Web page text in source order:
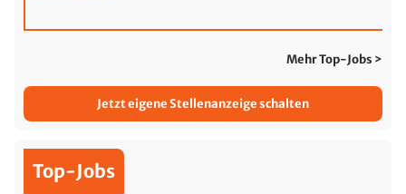
Mehr Top-Jobs >
Jetzt eigene Stellenanzeige schalten
Top-Jobs